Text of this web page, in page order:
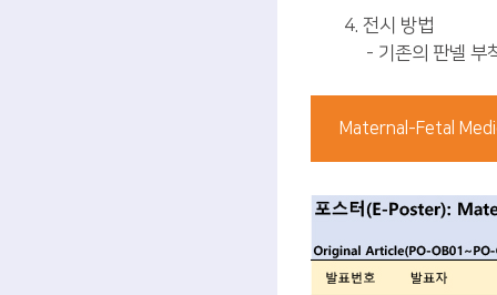
4. 전시 방법
- 기존의 판넬 부
Maternal-Fetal